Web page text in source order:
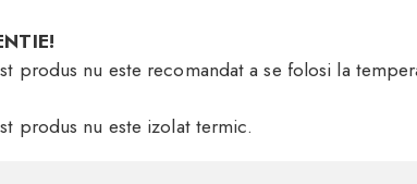
produs nu este recomandat a se folosi la
produs nu este izolat termic.